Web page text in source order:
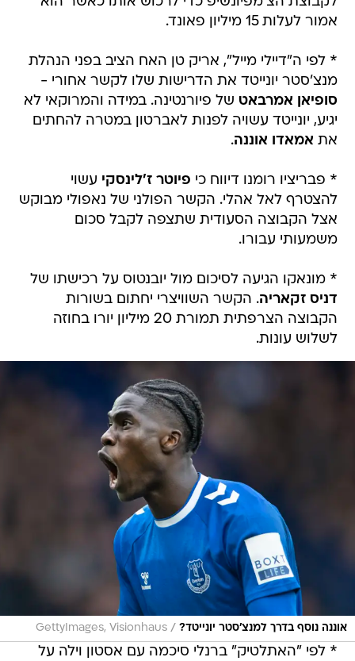
אמור לעלות 15 מיליון פאונד.
* לפי ה"דיילי מייל", אריק טן האח הציב בפני הנהלת
מנצ'סטר יונייטד את הדרישות שלו לקשר אחורי -
סופיאן אמרבאט של פיורנטינה. במידה והמרוקאי לא
יגיע, יונייטד עשויה לפנות לאברטון במטרה להחתים
את אמאדו אוננה.
* פבריציו רומנו דיווח כי פיוטר ז'לינסקי עשוי
להצטרף לאל אהלי. הקשר הפולני של נאפולי מבוקש
אצל הקבוצה הסעודית שתצפה לקבל סכום
משמעותי עבורו.
* מונאקו הגיעה לסיכום מול יובנטוס על רכישתו של
דניס זקאריה. הקשר השוויצרי יחתום בשורות
הקבוצה הצרפתית תמורת 20 מיליון יורו בחוזה
לשלוש עונות.
אוננה נוסף בדרך למנצ'סטר יונייטד? /
GettyImages, Visionhaus
* לפי "האתלטיק" ברנלי סיכמה עם אסטון וילה על